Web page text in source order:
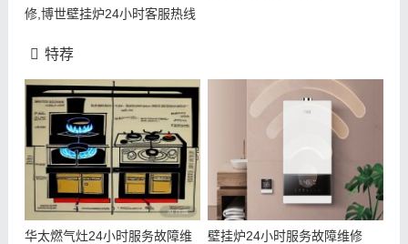
修,博世壁挂炉24小时客服热线
特荐
华太燃气灶24小时服务故障维
壁挂炉24小时服务故障维修